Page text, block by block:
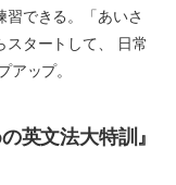
できる。「あいさ
スタートして、 日常
アップ。
英文法大特訓』